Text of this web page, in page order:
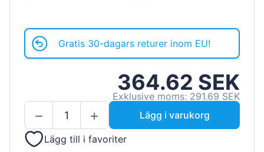
Gratis 30-dagars returer inom EU!
364.62 SEK
Exklusive moms: 291.69 SEK
Lägg i varukorg
Lägg till i favoriter